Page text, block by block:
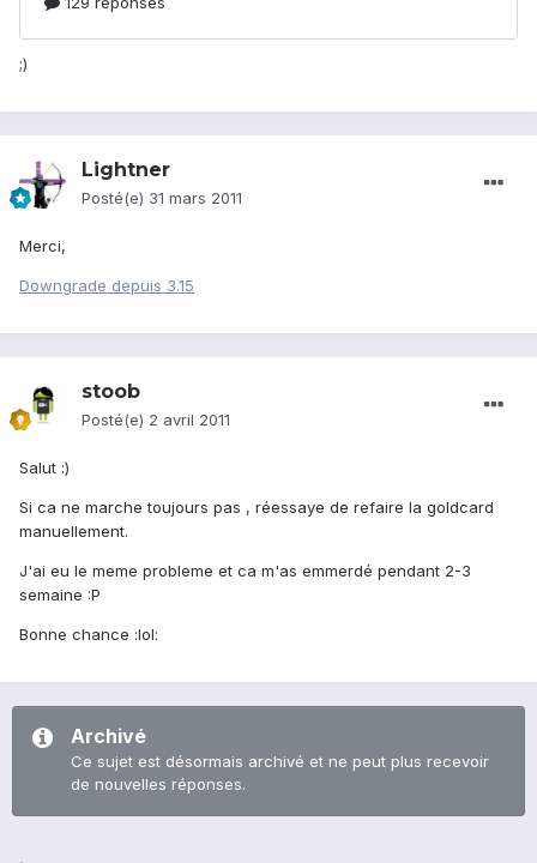
;)
Lightner
Posté(e) 31 mars 2011
Merci,
Downgrade depuis 3.15
stoob
Posté(e) 2 avril 2011
Salut :)
Si ca ne marche toujours pas , réessaye de refaire la goldcard
manuellement.
J'ai eu le meme probleme et ca m'as emmerdé pendant 2-3
semaine :P
Bonne chance :lol:
Archivé
Ce sujet est désormais archivé et ne peut plus recevoir
de nouvelles réponses.